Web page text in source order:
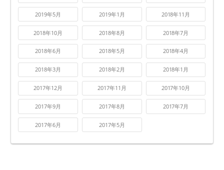
2019年5月 2019年1月 2018年11月
2018年10月 2018年8月 2018年7月
2018年6月 2018年5月 2018年4月
2018年3月 2018年2月 2018年1月
2017年12月 2017年11月 2017年10月
2017年9月 2017年8月 2017年7月
2017年6月 2017年5月